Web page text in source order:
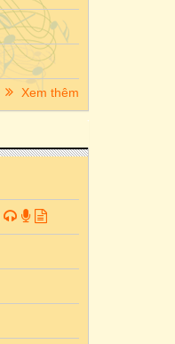
Xem thêm